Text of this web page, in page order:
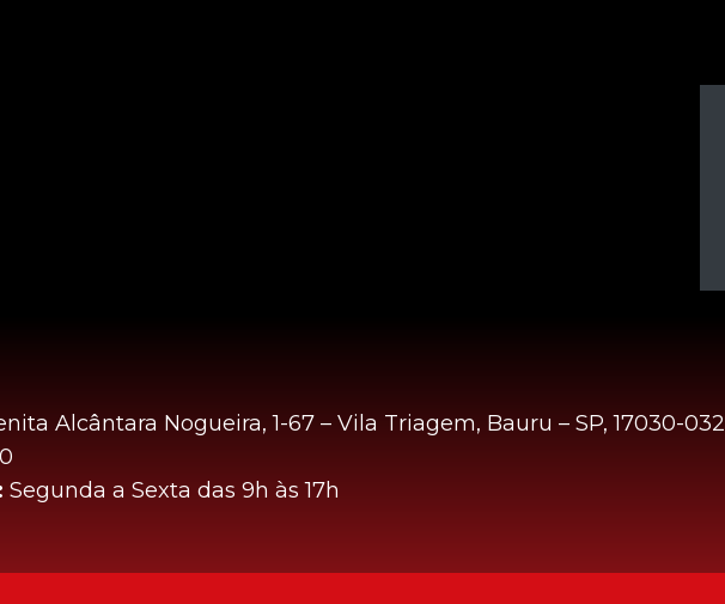
Alcântara Nogueira, 1-67 – Vila Triagem, Bauru – SP, 17030-032
Segunda a Sexta das 9h às 17h